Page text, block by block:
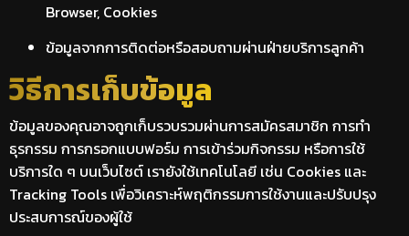
Browser, Cookies
ข้อมูลจากการติดต่อหรือสอบถามผ่านฝ่ายบริการลูกค้า
วิธีการเก็บข้อมูล
ข้อมูลของคุณอาจถูกเก็บรวบรวมผ่านการสมัครสมาชิก การทำ
ธุรกรรม การกรอกแบบฟอร์ม การเข้าร่วมกิจกรรม หรือการใช้
บริการใด ๆ บนเว็บไซต์ เรายังใช้เทคโนโลยี เช่น Cookies และ
Tracking Tools เพื่อวิเคราะห์พฤติกรรมการใช้งานและปรับปรุง
ประสบการณ์ของผู้ใช้